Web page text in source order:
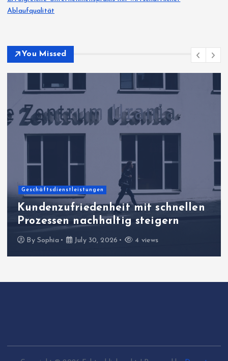
Ablaufqualität
You Missed
Geschäftsdienstleistungen
Kundenzufriedenheit mit schnellen
Prozessen nachhaltig steigern
By Sophia July 30, 2026 4 views